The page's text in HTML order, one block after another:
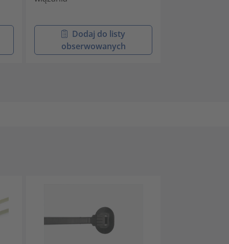
Dodaj do listy
obserwowanych